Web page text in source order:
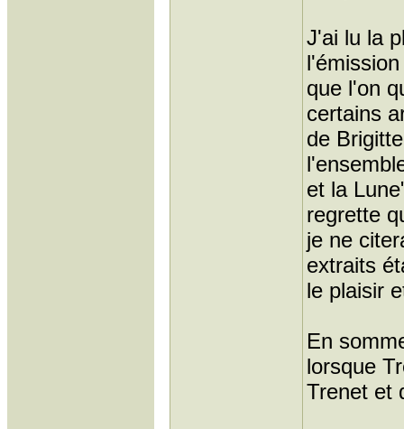
J'ai lu la
que l'on
certains
de
et la
regrette
je ne
extraits
le plaisir
En
lorsque
Trenet et